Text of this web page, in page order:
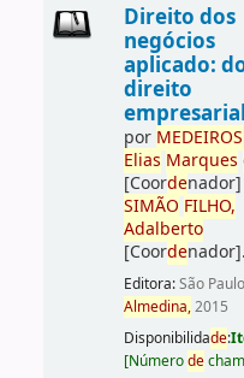
Direito dos
negócios
aplicado:
direito
por MEDEIROS
Elias Marques
[Coordenador]
SIMÃO FILHO,
Adalberto
[Coordenador].
Editora:São
Almedina,2015
Disponibilidade:
[Númerode